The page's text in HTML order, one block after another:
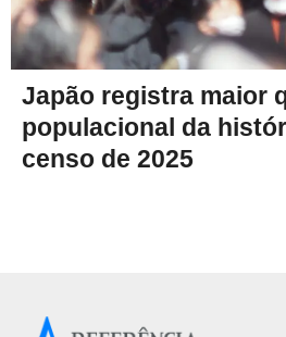
Japão registra maior
populacional da
censo de 2025